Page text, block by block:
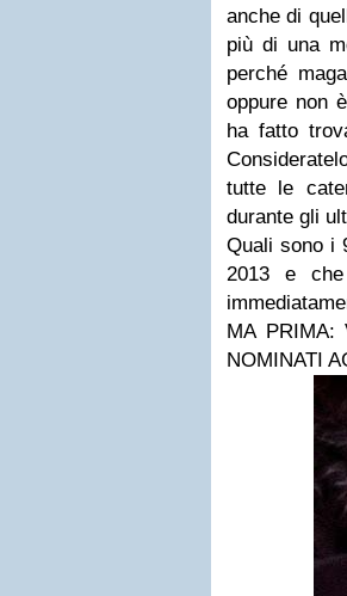
anche di
più di una
perché
oppure non
ha fatto
tutte le
durante gli
Quali sono i
2013 e che
MA PRIMA:
NOMINATI